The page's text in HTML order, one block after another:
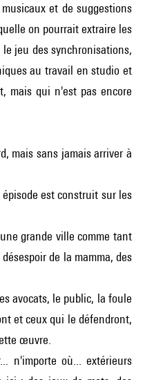
et de suggestions
on pourrait extraire les
jeu des synchronisations,
au travail en studio et
mais qui n'est pas encore
mais sans jamais arriver à
est construit sur les
grande ville comme tant
de la mamma, des
avocats, le public, la foule
et ceux qui le défendront,
œuvre.
n'importe où... extérieurs